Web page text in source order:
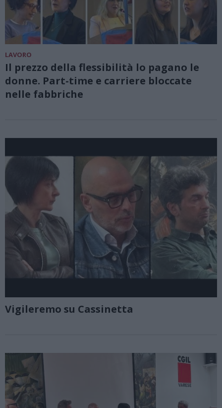
LAVORO
Il prezzo della flessibilità lo pagano le
donne. Part-time e carriere bloccate
nelle fabbriche
Vigileremo su Cassinetta